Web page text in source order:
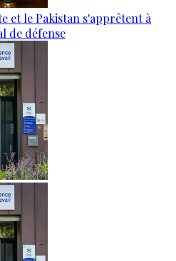
et le Pakistan s'apprêtent à
de défense